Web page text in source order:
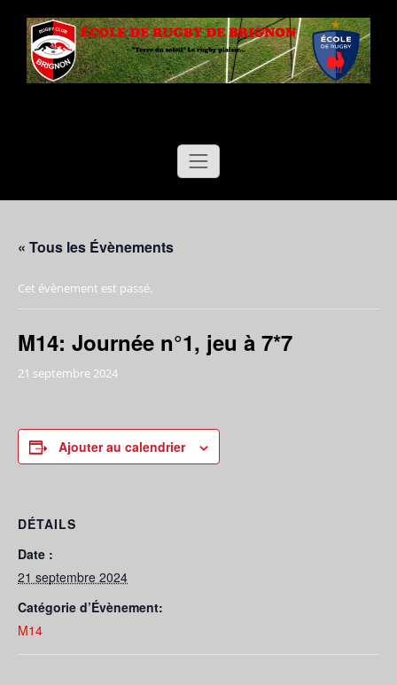
contenu
Ecole de Rugby de Brignon
"Terre du soleil"
Le rugby plaisir…
« Tous les Évènements
Cet évènement est passé.
M14: Journée n°1, jeu à 7*7
21 septembre 2024
Ajouter au calendrier
DÉTAILS
Date :
21 septembre 2024
Catégorie d’Évènement:
M14